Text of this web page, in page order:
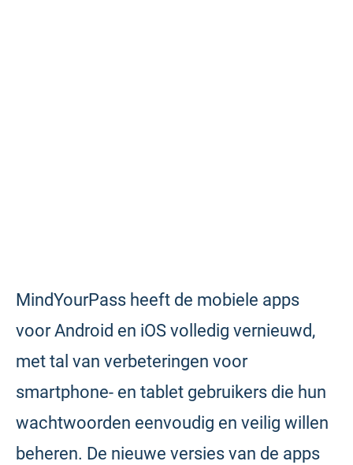
MindYourPass heeft de mobiele apps
voor Android en iOS volledig vernieuwd,
met tal van verbeteringen voor
smartphone- en tablet gebruikers die hun
wachtwoorden eenvoudig en veilig willen
beheren. De nieuwe versies van de apps